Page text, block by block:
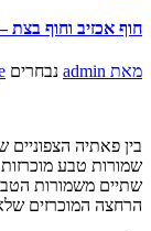
חוף אכזיב וחוף בצת –
מאת admin נבחרים
בין פאתיה
שמורות טבע
שתיים משמורות
הרחצה המוכרזים